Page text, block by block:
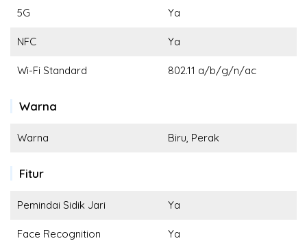
5G Ya
NFC Ya
Wi-Fi Standard 802.11 a/b/g/n/ac
Warna
Warna Biru, Perak
Fitur
Pemindai Sidik Jari Ya
Face Recognition Ya